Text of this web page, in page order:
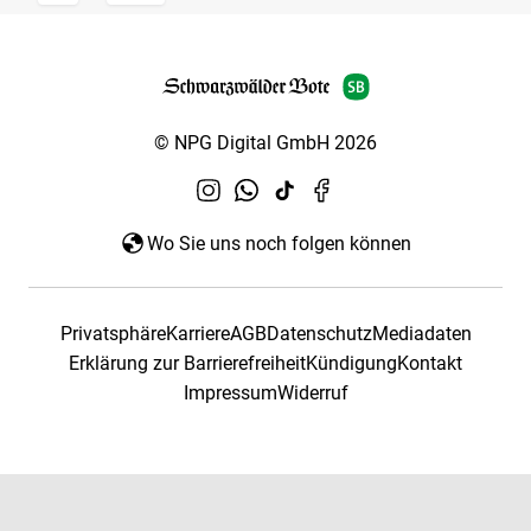
© NPG Digital GmbH 2026
Wo Sie uns noch folgen können
PrivatsphäreKarriereAGBDatenschutzMediadaten
Erklärung zur BarrierefreiheitKündigungKontakt
ImpressumWiderruf